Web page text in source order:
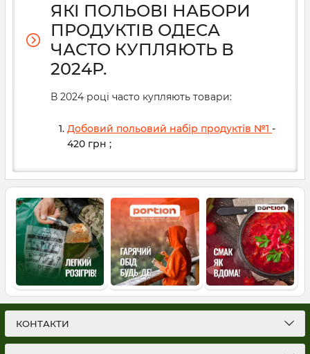
ЯКІ ПОЛЬОВІ НАБОРИ
ПРОДУКТІВ ОДЕСА
ЧАСТО КУПЛЯЮТЬ В
2024Р.
В 2024 році часто купляють товари:
Добовий польовий набір продуктів №1 -
420 грн ;
КОНТАКТИ